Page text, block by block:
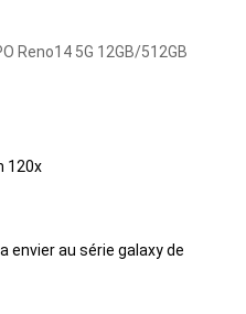
Reno14 5G 12GB/512GB
120x
envier au série galaxy de